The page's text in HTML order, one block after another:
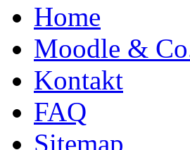
Home
Moodle &
Kontakt
FAQ
Sitemap